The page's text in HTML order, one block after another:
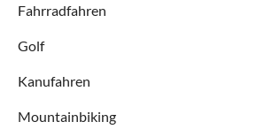
Fahrradfahren
Golf
Kanufahren
Mountainbiking